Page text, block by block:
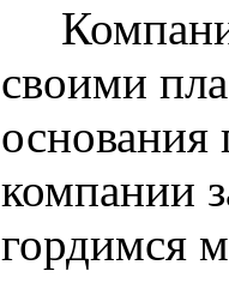
своими
основания
компании
гордимся